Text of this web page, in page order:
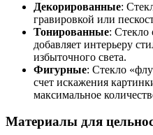
Декорированные:
гравировкой или
Тонированные: Стекло
добавляет интерьеру
избыточного света.
Фигурные: Стекло
счет искажения
максимальное
Материалы для